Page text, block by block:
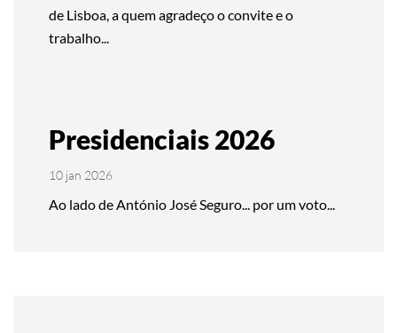
de Lisboa, a quem agradeço o convite e o
trabalho...
Presidenciais 2026
10 jan 2026
Ao lado de António José Seguro... por um voto...